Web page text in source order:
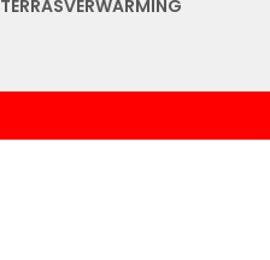
TERRASVERWARMING